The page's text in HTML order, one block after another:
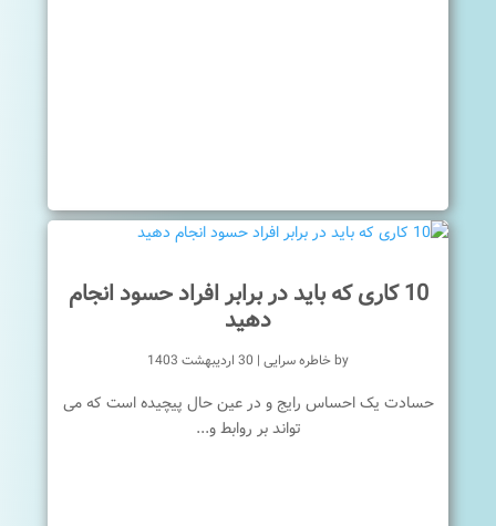
10 کاری که باید در برابر افراد حسود انجام
دهید
byخاطره سرایی | 30 اردیبهشت 1403
حسادت یک احساس رایج و در عین حال پیچیده است که می
تواند بر روابط و...